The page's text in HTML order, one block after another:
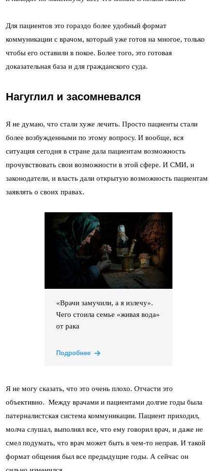
Для пациентов это гораздо более удобный формат
коммуникации с врачом, который уже готов на многое, только
чтобы его оставили в покое. Более того, это готовая
доказательная база и для гражданского суда.
Нагуглил и засомневался
Я не думаю, что стали хуже лечить. Просто пациенты стали
более возбужденными по этому вопросу. И вообще, вся
ситуация сегодня в стране дала пациентам возможность
прочувствовать свои возможности в этой сфере. И СМИ, и
законодатели, и власть дали открытую возможность пациентам
заявлять о своих правах.
«Врачи замучили, а я излечу».
Чего стоила семье «живая вода»
от рака
Подробнее
Я не могу сказать, что это очень плохо. Отчасти это
объективно. Между врачами и пациентами долгие годы была
патерналистская система коммуникации. Пациент приходил,
молча слушал, выполнял все, что ему говорил врач, и даже не
смел подумать, что врач может быть в чем-то неправ. И такой
формат общения был все предыдущие годы. А сейчас он